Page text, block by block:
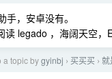
手，安卓没有。
读 legado ，海阔天空，
a topic bygyinbj › 买买买 › 就